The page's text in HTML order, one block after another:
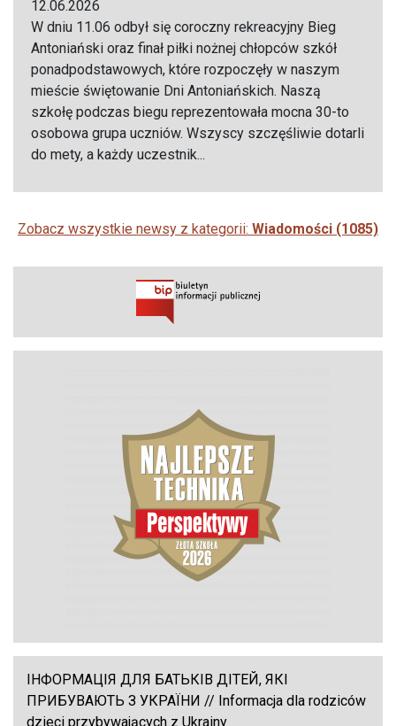
12.06.2026
W dniu 11.06 odbył się coroczny rekreacyjny Bieg
Antoniański oraz finał piłki nożnej chłopców szkół
ponadpodstawowych, które rozpoczęły w naszym
mieście świętowanie Dni Antoniańskich. Naszą
szkołę podczas biegu reprezentowała mocna 30-to
osobowa grupa uczniów. Wszyscy szczęśliwie dotarli
do mety, a każdy uczestnik...
Zobacz wszystkie newsy z kategorii: Wiadomości (1085)
ІНФОРМАЦІЯ ДЛЯ БАТЬКІВ ДІТЕЙ, ЯКІ
ПРИБУВАЮТЬ З УКРАЇНИ // Informacja dla rodziców
dzieci przybywających z Ukrainy